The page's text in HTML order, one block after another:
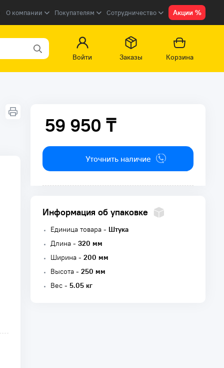
О компании Покупателям Сотрудничество Акции %
Войти
Заказы Корзина
59 950 ₸
59 950 ₸
Уточнить наличие
Информация об упаковке
Единица товара - Штука
Длина - 320 мм
Ширина - 200 мм
Высота - 250 мм
Вес - 5.05 кг